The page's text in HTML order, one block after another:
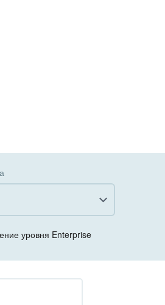
версия
уровня Enterprise